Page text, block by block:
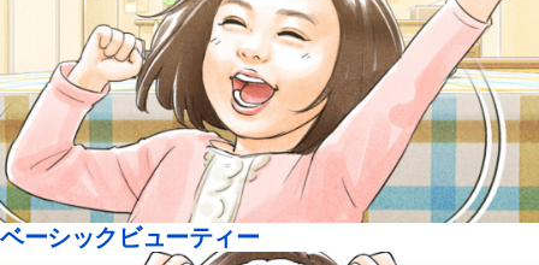
ベーシックビューティー